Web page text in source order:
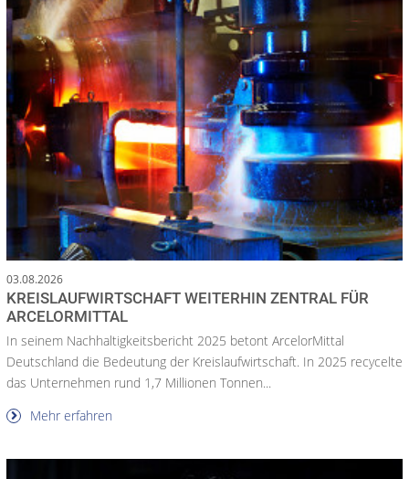
03.08.2026
KREISLAUFWIRTSCHAFT WEITERHIN ZENTRAL FÜR
ARCELORMITTAL
In seinem Nachhaltigkeitsbericht 2025 betont ArcelorMittal
Deutschland die Bedeutung der Kreislaufwirtschaft. In 2025 recycelte
das Unternehmen rund 1,7 Millionen Tonnen...
Mehr erfahren